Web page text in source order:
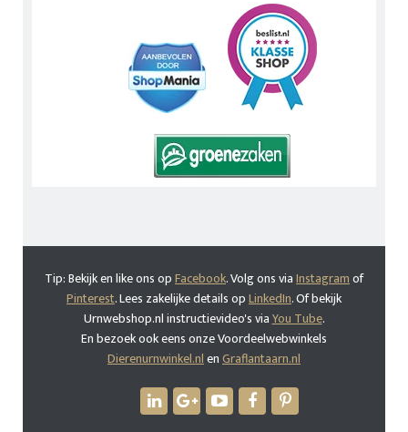
Tip: Bekijk en like ons opFacebook. Volg ons viaInstagramof
Pinterest. Lees zakelijke details opLinkedIn. Of bekijk
Urnwebshop.nl instructievideo's viaYou Tube.
En bezoek ook eens onze Voordeelwebwinkels
Dierenurnwinkel.nlenGraflantaarn.nl